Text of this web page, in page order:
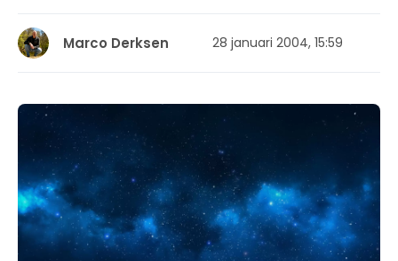
Marco Derksen 28 januari 2004, 15:59